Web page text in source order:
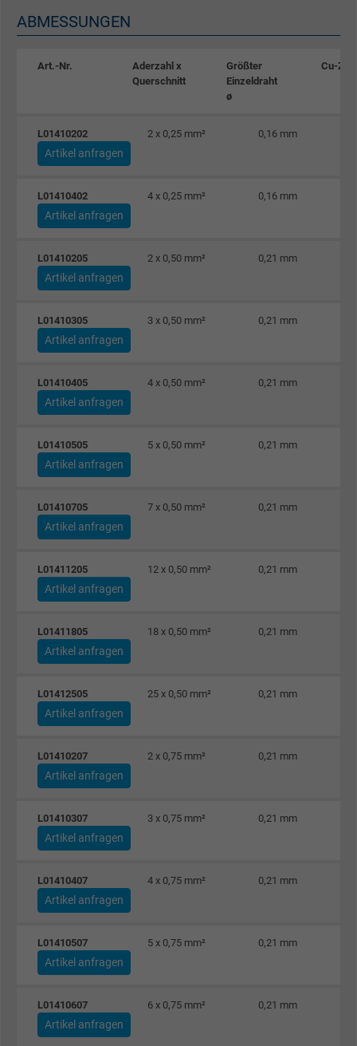
ABMESSUNGEN
Art.-Nr.
Aderzahl x
Querschnitt
Größter
Einzeldraht
ø
Cu-Zahl
L01410202 2 x 0,25 mm² 0,16 mm
Artikel anfragen
L01410402 4 x 0,25 mm² 0,16 mm
Artikel anfragen
L01410205 2 x 0,50 mm² 0,21 mm
Artikel anfragen
L01410305 3 x 0,50 mm² 0,21 mm
Artikel anfragen
L01410405 4 x 0,50 mm² 0,21 mm
Artikel anfragen
L01410505 5 x 0,50 mm² 0,21 mm
Artikel anfragen
L01410705 7 x 0,50 mm² 0,21 mm
Artikel anfragen
L01411205 12 x 0,50 mm² 0,21 mm
Artikel anfragen
L01411805 18 x 0,50 mm² 0,21 mm
Artikel anfragen
L01412505 25 x 0,50 mm² 0,21 mm
Artikel anfragen
L01410207 2 x 0,75 mm² 0,21 mm
Artikel anfragen
L01410307 3 x 0,75 mm² 0,21 mm
Artikel anfragen
L01410407 4 x 0,75 mm² 0,21 mm
Artikel anfragen
L01410507 5 x 0,75 mm² 0,21 mm
Artikel anfragen
L01410607 6 x 0,75 mm² 0,21 mm
Artikel anfragen